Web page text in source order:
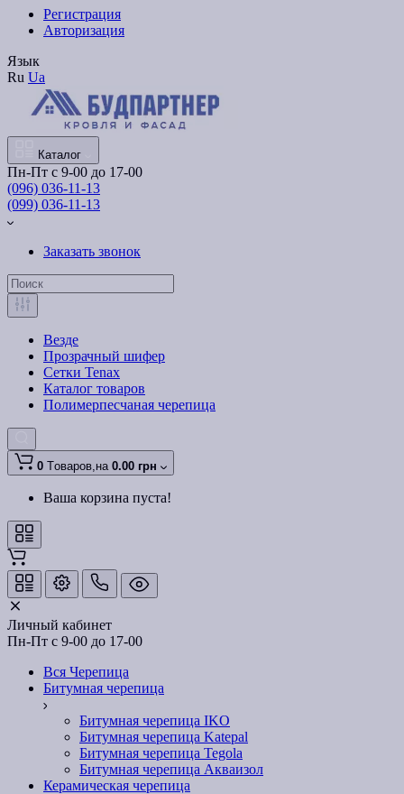
Регистрация
Авторизация
Язык
Ru Ua
Каталог
Пн-Пт с 9-00 до 17-00
(096) 036-11-13
(099) 036-11-13
Заказать звонок
Везде
Прозрачный шифер
Сетки Tenax
Каталог товаров
Полимерпесчаная черепица
0 Tоваров,на 0.00 грн
Ваша корзина пуста!
Личный кабинет
Пн-Пт с 9-00 до 17-00
Вся Черепица
Битумная черепица
Битумная черепица IKO
Битумная черепица Katepal
Битумная черепица Tegola
Битумная черепица Акваизол
Керамическая черепица